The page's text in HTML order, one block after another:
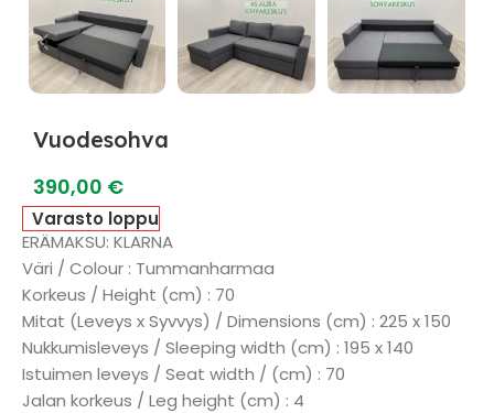
Vuodesohva
390,00 €
Varasto loppu
ERÄMAKSU: KLARNA
Väri / Colour : Tummanharmaa
Korkeus / Height (cm) : 70
Mitat (Leveys x Syvvys) / Dimensions (cm) : 225 x 150
Nukkumisleveys / Sleeping width (cm) : 195 x 140
Istuimen leveys / Seat width / (cm) : 70
Jalan korkeus / Leg height (cm) : 4